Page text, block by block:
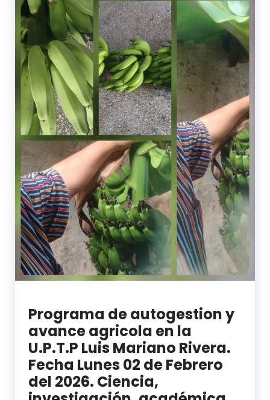
Programa de autogestion y
avance agricola en la
U.P.T.P Luis Mariano Rivera.
Fecha Lunes 02 de Febrero
del 2026. Ciencia,